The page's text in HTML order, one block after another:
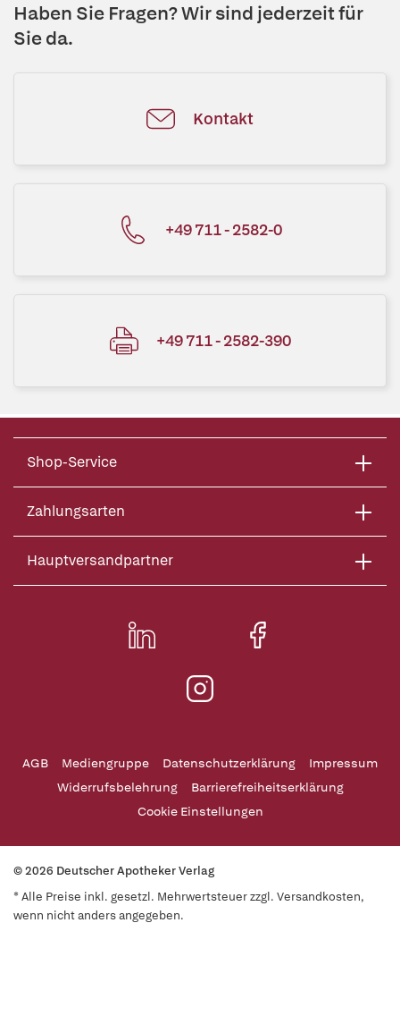
Haben Sie Fragen? Wir sind jederzeit für
Sie da.
Kontakt
+49 711 - 2582-0
+49 711 - 2582-390
Shop-Service
Zahlungsarten
Hauptversandpartner
AGB Mediengruppe Datenschutzerklärung
Impressum
Widerrufsbelehrung
Barrierefreiheitserklärung
Cookie Einstellungen
© 2026 Deutscher Apotheker Verlag
* Alle Preise inkl. gesetzl. Mehrwertsteuer zzgl. Versandkosten,
wenn nicht anders angegeben.